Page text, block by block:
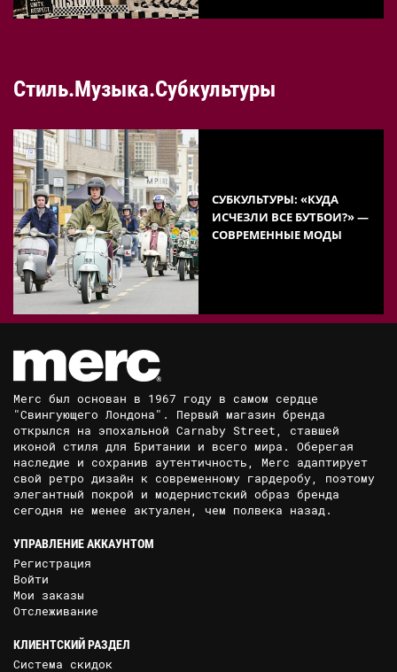
Стиль.Музыка.Субкультуры
СУБКУЛЬТУРЫ: «КУДА
ИСЧЕЗЛИ ВСЕ БУТБОИ?» —
СОВРЕМЕННЫЕ МОДЫ
Merc был основан в 1967 году в самом сердце
"Свингующего Лондона". Первый магазин бренда
открылся на эпохальной Carnaby Street, ставшей
иконой стиля для Британии и всего мира. Оберегая
наследие и сохранив аутентичность, Merc адаптирует
свой ретро дизайн к современному гардеробу, поэтому
элегантный покрой и модернистский образ бренда
сегодня не менее актуален, чем полвека назад.
УПРАВЛЕНИЕ АККАУНТОМ
Регистрация
Войти
Мои заказы
Отслеживание
КЛИЕНТСКИЙ РАЗДЕЛ
Система скидок